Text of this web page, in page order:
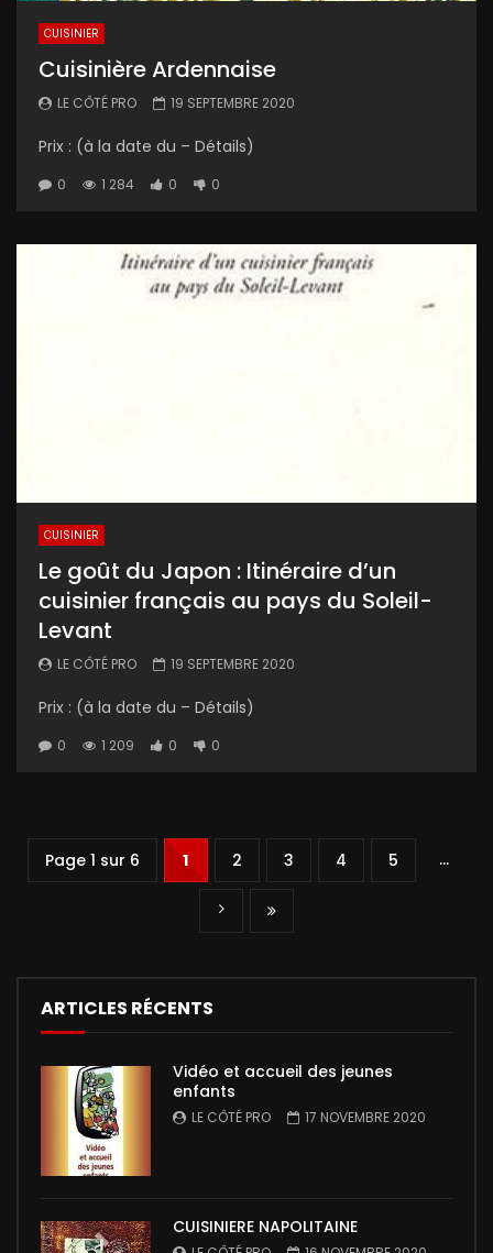
CUISINIER
Cuisinière Ardennaise
LE CÔTÉ PRO 19 SEPTEMBRE 2020
Prix : (à la date du – Détails)
0 1 284 0 0
CUISINIER
Le goût du Japon : Itinéraire d’un
cuisinier français au pays du Soleil-
Levant
LE CÔTÉ PRO 19 SEPTEMBRE 2020
Prix : (à la date du – Détails)
0 1 209 0 0
Page 1 sur 6 1 2 3 4 5 …
ARTICLES RÉCENTS
Vidéo et accueil des jeunes
enfants
LE CÔTÉ PRO 17 NOVEMBRE 2020
CUISINIERE NAPOLITAINE